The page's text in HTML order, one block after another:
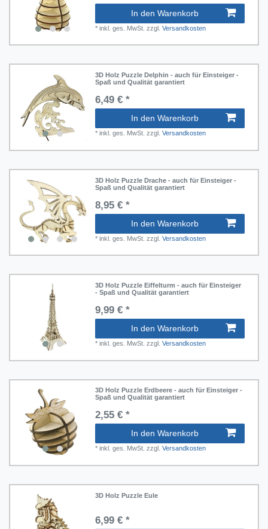
In den Warenkorb
* inkl. ges. MwSt. zzgl. Versandkosten
3D Holz Puzzle Delphin - auch für Einsteiger -
Spaß und Qualität garantiert
6,49 € *
In den Warenkorb
* inkl. ges. MwSt. zzgl. Versandkosten
3D Holz Puzzle Drache - auch für Einsteiger -
Spaß und Qualität garantiert
8,95 € *
In den Warenkorb
* inkl. ges. MwSt. zzgl. Versandkosten
3D Holz Puzzle Eiffelturm - auch für Einsteiger
- Spaß und Qualität garantiert
9,99 € *
In den Warenkorb
* inkl. ges. MwSt. zzgl. Versandkosten
3D Holz Puzzle Erdbeere - auch für Einsteiger -
Spaß und Qualität garantiert
2,55 € *
In den Warenkorb
* inkl. ges. MwSt. zzgl. Versandkosten
3D Holz Puzzle Eule
6,99 € *